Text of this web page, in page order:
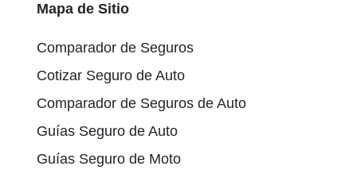
Mapa de Sitio
Comparador de Seguros
Cotizar Seguro de Auto
Comparador de Seguros de Auto
Guías Seguro de Auto
Guías Seguro de Moto